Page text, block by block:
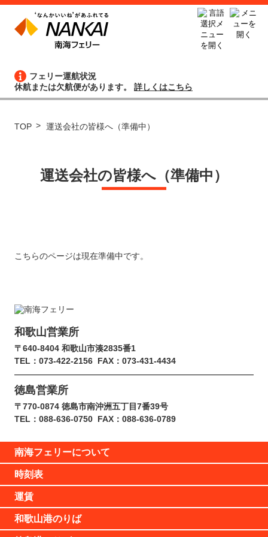
フェリー運航状況
休航または欠航便があります。 詳しくはこちら
TOP 運送会社の皆様へ（準備中）
運送会社の皆様へ（準備中）
こちらのページは現在準備中です。
和歌山営業所
〒640-8404 和歌山市湊2835番1
TEL：073-422-2156 FAX：073-431-4434
徳島営業所
〒770-0874 徳島市南沖洲五丁目7番39号
TEL：088-636-0750 FAX：088-636-0789
南海フェリーについて
時刻表
運賃
和歌山港のりば